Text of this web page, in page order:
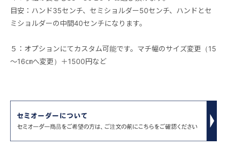
目安：ハンド35センチ、セミショルダー50センチ、ハンドとセ
ミショルダーの中間40センチになります。
５：オプションにてカスタム可能です。マチ幅のサイズ変更（15
～16㎝へ変更）＋1500円など